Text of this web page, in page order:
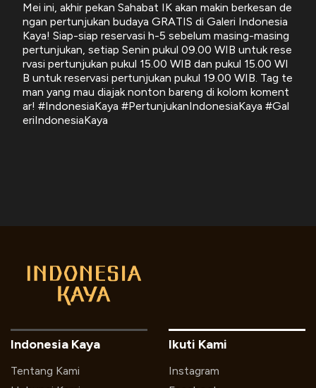
Mei ini, akhir pekan Sahabat IK akan makin berkesan de
ngan pertunjukan budaya GRATIS di Galeri Indonesia
Kaya! Siap-siap reservasi h-5 sebelum masing-masing
pertunjukan, setiap Senin pukul 09.00 WIB untuk rese
rvasi pertunjukan pukul 15.00 WIB dan pukul 15.00 WI
B untuk reservasi pertunjukan pukul 19.00 WIB. Tag te
man yang mau diajak nonton bareng di kolom koment
ar! #IndonesiaKaya #PertunjukanIndonesiaKaya #Gal
eriIndonesiaKaya
Indonesia Kaya
Tentang Kami
Ikuti Kami
Instagram